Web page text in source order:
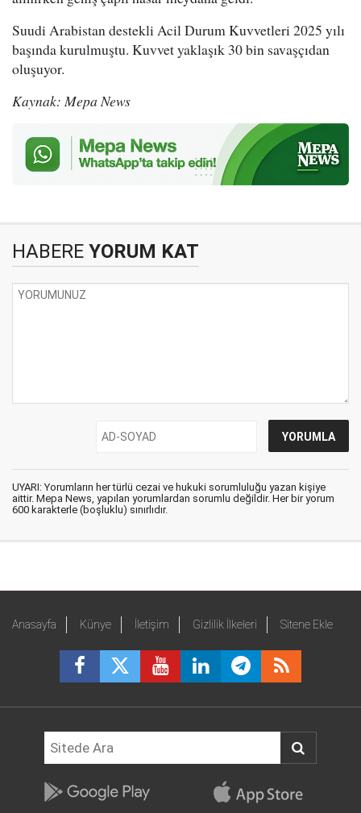
Suudi Arabistan destekli Acil Durum Kuvvetleri 2025 yılı
başında kurulmuştu. Kuvvet yaklaşık 30 bin savaşçıdan
oluşuyor.
Kaynak: Mepa News
HABERE YORUM KAT
UYARI: Yorumların her türlü cezai ve hukuki sorumluluğu yazan kişiye
aittir. Mepa News, yapılan yorumlardan sorumlu değildir. Her bir yorum
600 karakterle (boşluklu) sınırlıdır.
Anasayfa Künye İletişim Gizlilik İlkeleri Sitene Ekle